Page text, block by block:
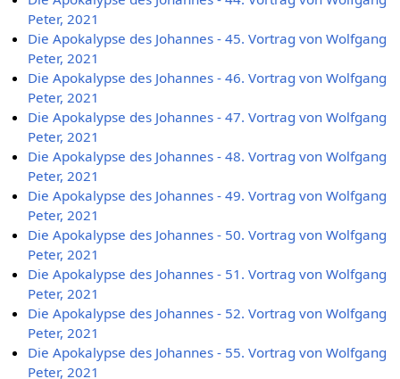
Peter, 2021
Die Apokalypse des Johannes - 45. Vortrag von Wolfgang
Peter, 2021
Die Apokalypse des Johannes - 46. Vortrag von Wolfgang
Peter, 2021
Die Apokalypse des Johannes - 47. Vortrag von Wolfgang
Peter, 2021
Die Apokalypse des Johannes - 48. Vortrag von Wolfgang
Peter, 2021
Die Apokalypse des Johannes - 49. Vortrag von Wolfgang
Peter, 2021
Die Apokalypse des Johannes - 50. Vortrag von Wolfgang
Peter, 2021
Die Apokalypse des Johannes - 51. Vortrag von Wolfgang
Peter, 2021
Die Apokalypse des Johannes - 52. Vortrag von Wolfgang
Peter, 2021
Die Apokalypse des Johannes - 55. Vortrag von Wolfgang
Peter, 2021